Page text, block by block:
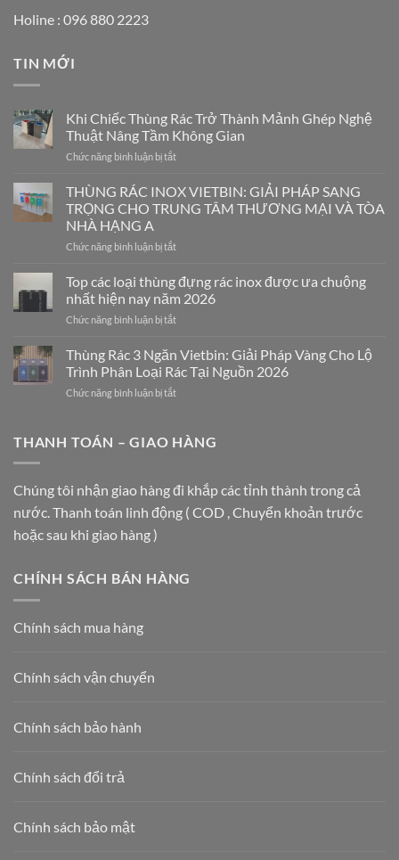
Holine : 096 880 2223
TIN MỚI
Khi Chiếc Thùng Rác Trở Thành Mảnh Ghép Nghệ
Thuật Nâng Tầm Không Gian
Chức năng bình luận bị tắtở
Chiếc
Thùng
Rác
Thành
Ghép
Nghệ
Thuật
Nâng
Không
Gian
THÙNG RÁC INOX VIETBIN: GIẢI PHÁP SANG
TRỌNG CHO TRUNG TÂM THƯƠNG MẠI VÀ TÒA
NHÀ HẠNG A
Chức năng bình luận bị tắtở
RÁC
INOX
VIETBIN:
GIẢI
SANG
TRỌNG
TRUNG
MẠI
NHÀ
A
Top các loại thùng đựng rác inox được ưa chuộng
nhất hiện nay năm 2026
Chức năng bình luận bị tắtở
các
loại
thùng
đựng
được
nhất
nay
Thùng Rác 3 Ngăn Vietbin: Giải Pháp Vàng Cho Lộ
Trình Phân Loại Rác Tại Nguồn 2026
Chức năng bình luận bị tắtở
3
Pháp
Vàng
Phân
THANH TOÁN – GIAO HÀNG
Chúng tôi nhận giao hàng đi khắp các tỉnh thành trong cả
nước. Thanh toán linh động ( COD , Chuyển khoản trước
hoặc sau khi giao hàng )
CHÍNH SÁCH BÁN HÀNG
Chính sách mua hàng
Chính sách vận chuyển
Chính sách bảo hành
Chính sách đổi trả
Chính sách bảo mật